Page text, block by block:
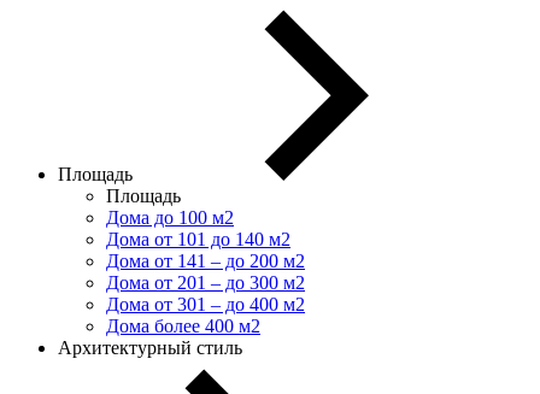
Площадь
Площадь
Дома до 100 м2
Дома от 101 до 140 м2
Дома от 141 – до 200 м2
Дома от 201 – до 300 м2
Дома от 301 – до 400 м2
Дома более 400 м2
Архитектурный стиль